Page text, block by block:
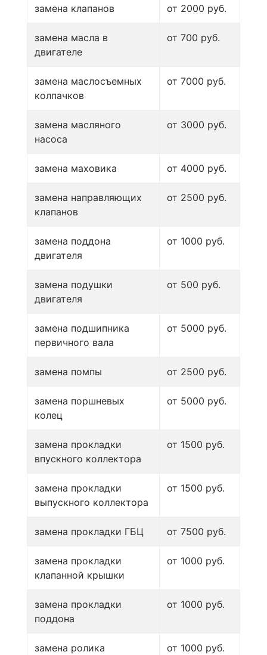
замена клапанов от 2000 руб.
замена масла в
двигателе
от 700 руб.
замена маслосъемных
колпачков
от 7000 руб.
замена масляного
насоса
от 3000 руб.
замена маховика от 4000 руб.
замена направляющих
клапанов
от 2500 руб.
замена поддона
двигателя
от 1000 руб.
замена подушки
двигателя
от 500 руб.
замена подшипника
первичного вала
от 5000 руб.
замена помпы от 2500 руб.
замена поршневых
колец
от 5000 руб.
замена прокладки
впускного коллектора
от 1500 руб.
замена прокладки
выпускного коллектора
от 1500 руб.
замена прокладки ГБЦ от 7500 руб.
замена прокладки
клапанной крышки
от 1000 руб.
замена прокладки
поддона
от 1000 руб.
замена ролика
от 1000 руб.